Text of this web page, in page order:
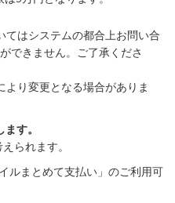
はシステムの都合上お問い合
できません。ご了承くださ
り変更となる場合がありま
す。
られます。
ルまとめて支払い」のご利用可